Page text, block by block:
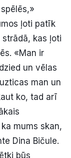
ļoti patīk
kas ļoti
«Man ir
un vēlas
man un
ko, tad arī
mums skan,
Dina Bičule.
būs